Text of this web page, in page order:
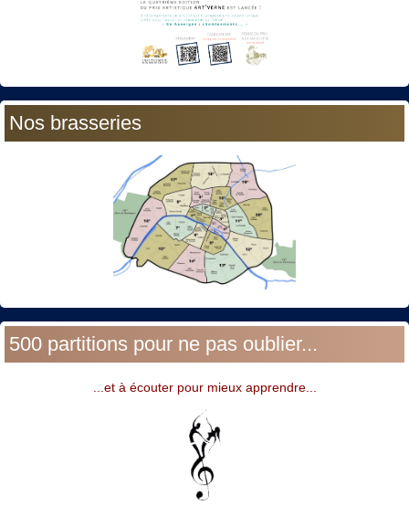
Nos brasseries
500 partitions pour ne pas oublier...
...et à écouter pour mieux apprendre...